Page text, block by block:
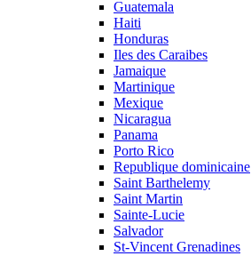
Guatemala
Haiti
Honduras
Iles des Caraibes
Jamaique
Martinique
Mexique
Nicaragua
Panama
Porto Rico
Republique dominicaine
Saint Barthelemy
Saint Martin
Sainte-Lucie
Salvador
St-Vincent Grenadines